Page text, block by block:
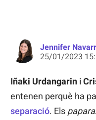
Jennifer
25/01/2023
Iñaki Urdangarini
entenen perquè ha
separació. Els